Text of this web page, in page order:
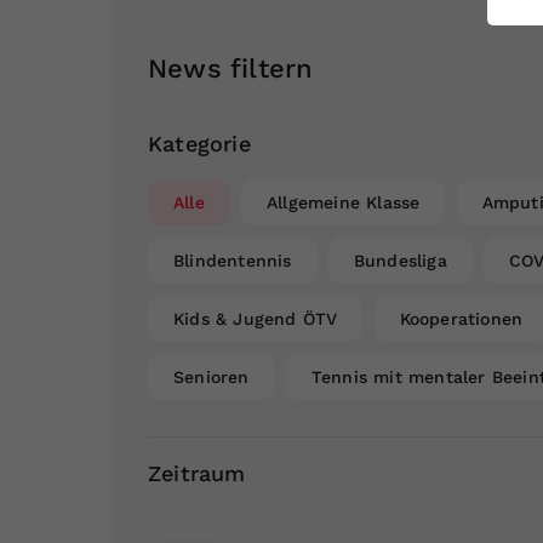
News filtern
Kategorie
Alle Allgemeine Klasse
Blindentennis Bundesliga
Kids & Jugend ÖTV Kooperationen
Senioren Tennis mit mentaler
Zeitraum